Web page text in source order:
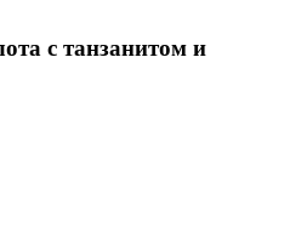
с танзанитом и